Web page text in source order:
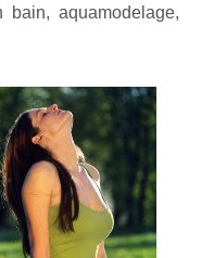
bain, aquamodelage,